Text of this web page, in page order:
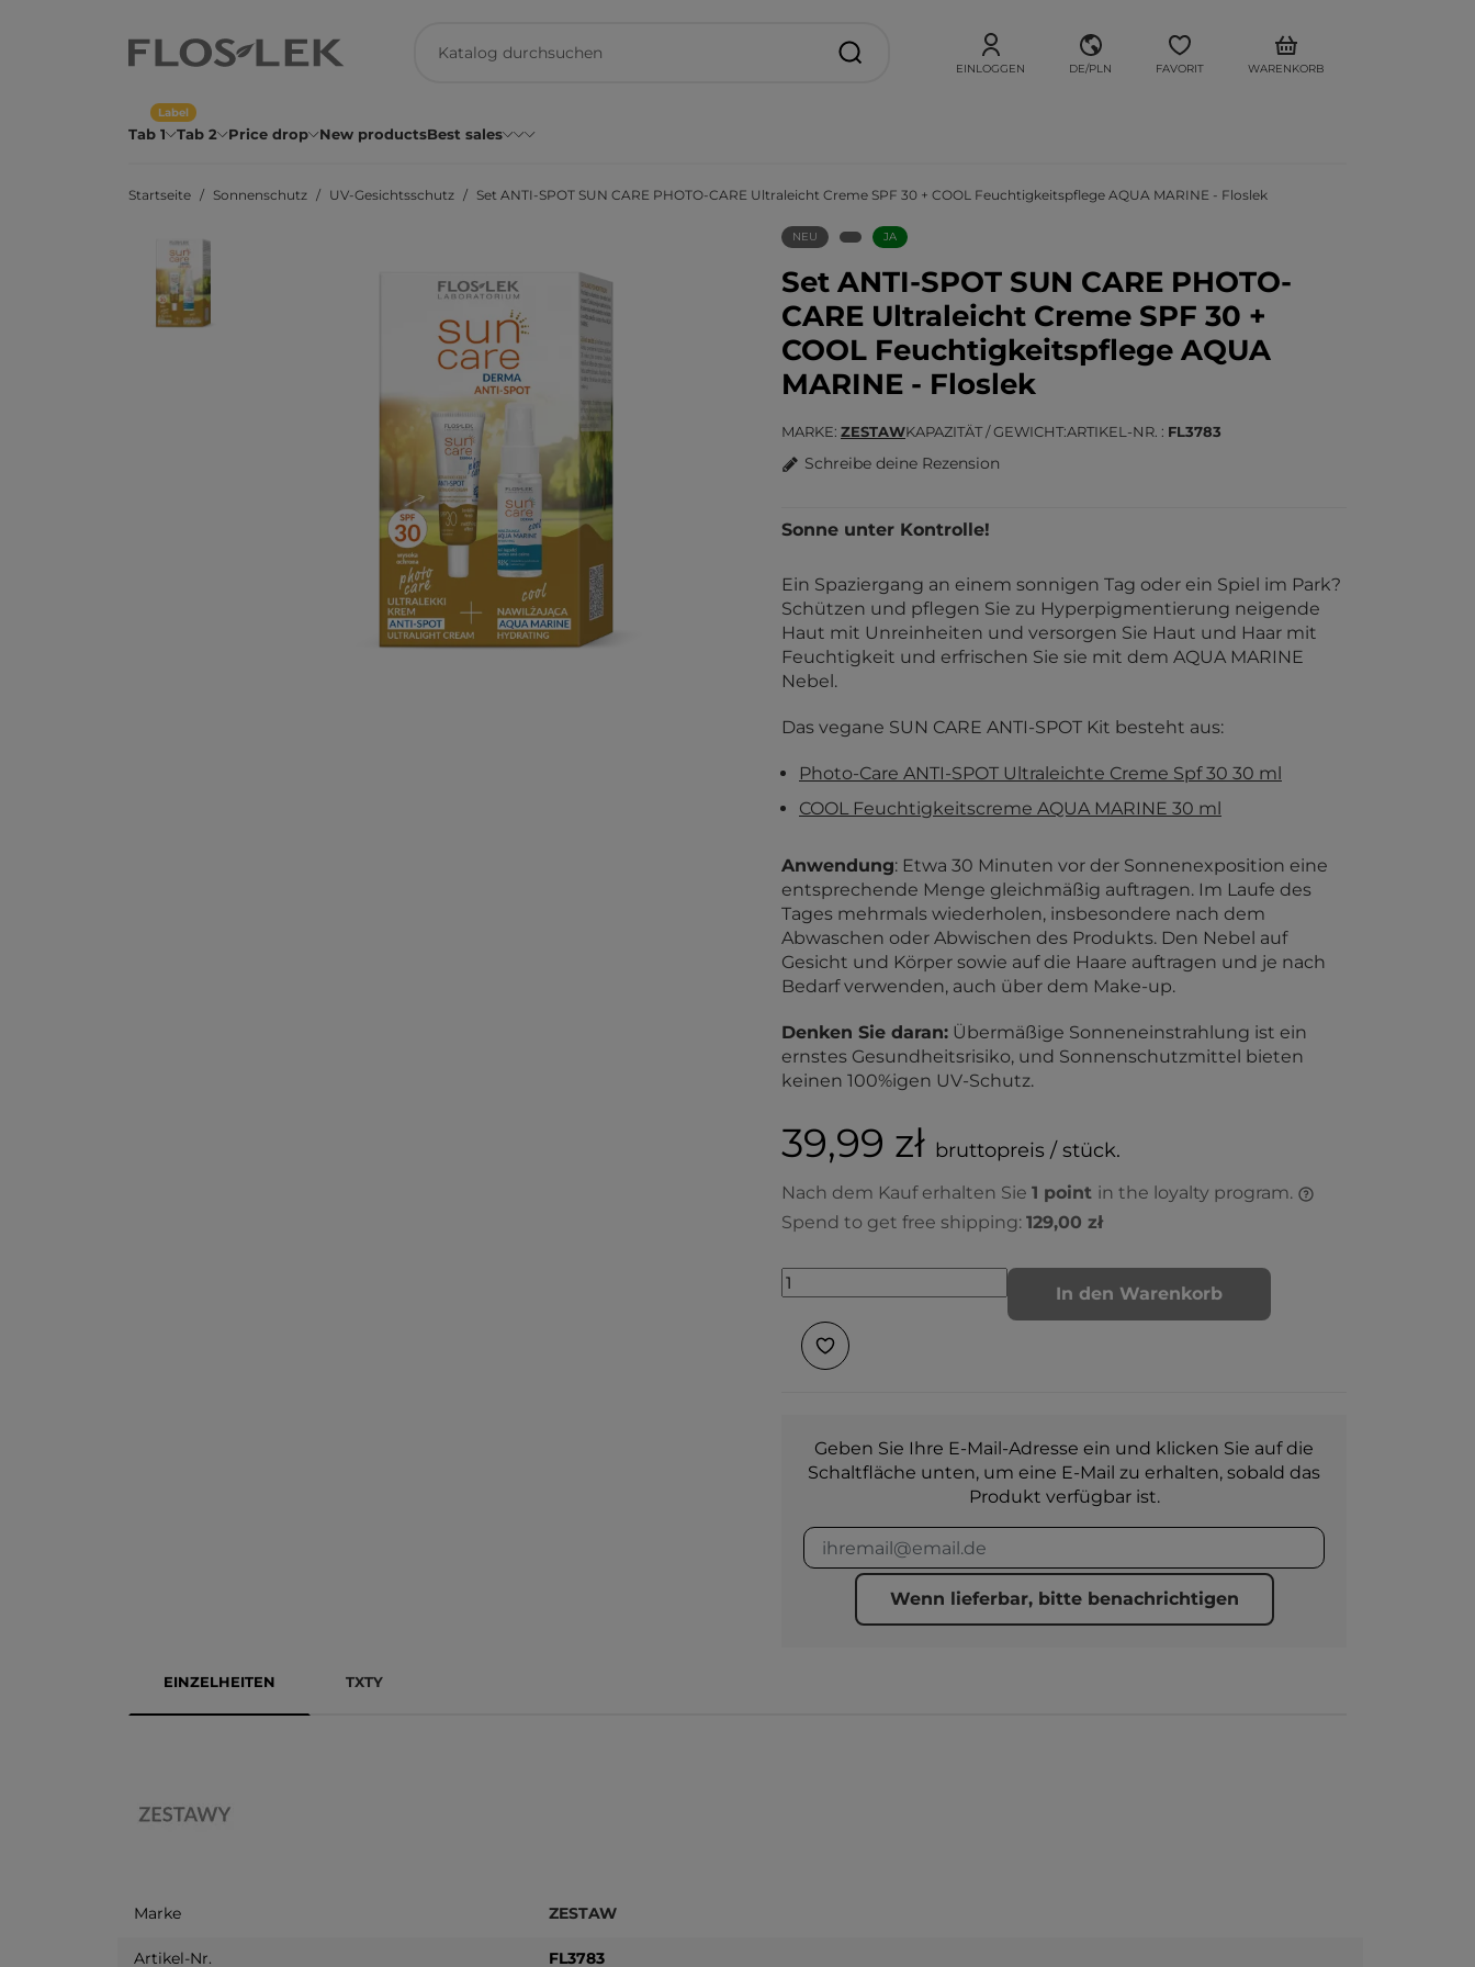
EINLOGGEN DE/PLN FAVORIT WARENKORB
Tab 1 Tab 2
Label
Price drop New productsBest sales
Startseite Sonnenschutz UV-Gesichtsschutz Set ANTI-SPOT SUN CARE PHOTO-CARE Ultraleicht Creme SPF 30 + COOL Feuchtigkeitspflege AQUA MARINE - Floslek
NEU JA
Set ANTI-SPOT SUN CARE PHOTO-
CARE Ultraleicht Creme SPF 30 +
COOL Feuchtigkeitspflege AQUA
MARINE - Floslek
MARKE ZESTAWKAPAZITÄT / GEWICHTARTIKEL-NR. FL3783
Schreibe deine Rezension
Sonne unter Kontrolle!
Ein Spaziergang an einem sonnigen Tag oder ein Spiel im Park?
Schützen und pflegen Sie zu Hyperpigmentierung neigende
Haut mit Unreinheiten und versorgen Sie Haut und Haar mit
Feuchtigkeit und erfrischen Sie sie mit dem AQUA MARINE
Nebel.
Das vegane SUN CARE ANTI-SPOT Kit besteht aus:
Photo-Care ANTI-SPOT Ultraleichte Creme Spf 30 30 ml
COOL Feuchtigkeitscreme AQUA MARINE 30 ml
Anwendung: Etwa 30 Minuten vor der Sonnenexposition eine
entsprechende Menge gleichmäßig auftragen. Im Laufe des
Tages mehrmals wiederholen, insbesondere nach dem
Abwaschen oder Abwischen des Produkts. Den Nebel auf
Gesicht und Körper sowie auf die Haare auftragen und je nach
Bedarf verwenden, auch über dem Make-up.
Denken Sie daran: Übermäßige Sonneneinstrahlung ist ein
ernstes Gesundheitsrisiko, und Sonnenschutzmittel bieten
keinen 100%igen UV-Schutz.
39,99 zł bruttopreis / stück.
Nach dem Kauf erhalten Sie 1 point in the loyalty program.
Spend to get free shipping: 129,00 zł
In den Warenkorb
Geben Sie Ihre E-Mail-Adresse ein und klicken Sie auf die
Schaltfläche unten, um eine E-Mail zu erhalten, sobald das
Produkt verfügbar ist.
Wenn lieferbar, bitte benachrichtigen
EINZELHEITEN TXTY
Marke ZESTAW
Artikel-Nr. FL3783